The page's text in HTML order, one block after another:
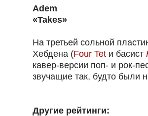
Adem
«Takes»
На третьей сольной
Хебдена (Four Tet и басист
кавер-версии поп- и рок-
звучащие так, будто были
Другие рейтинги: